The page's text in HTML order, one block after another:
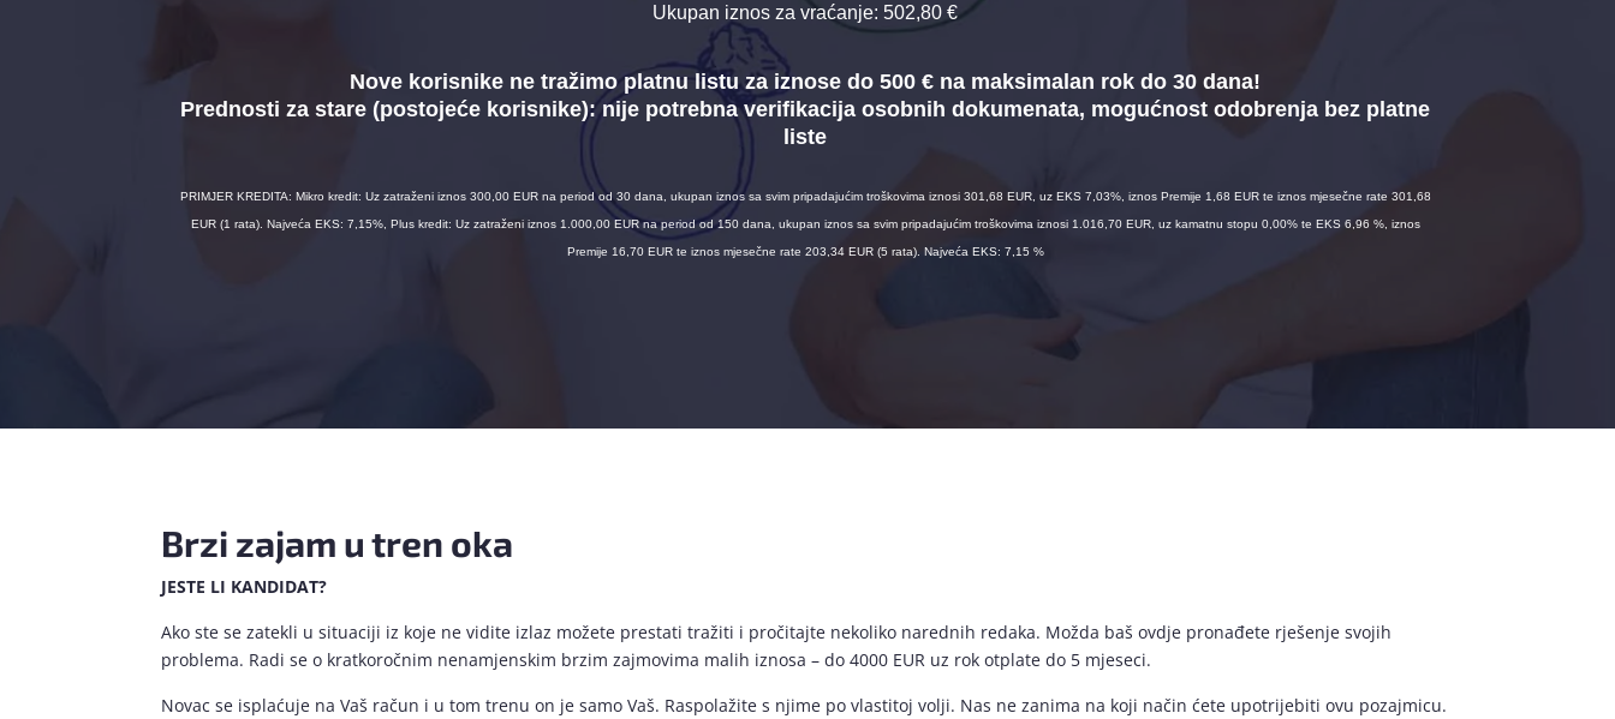
Ukupan iznos za vraćanje: 502,80 €
Nove korisnike ne tražimo platnu listu za iznose do 500 € na maksimalan rok do 30 dana!
Prednosti za stare (postojeće korisnike): nije potrebna verifikacija osobnih dokumenata, mogućnost odobrenja bez platne
liste
PRIMJER KREDITA: Mikro kredit: Uz zatraženi iznos 300,00 EUR na period od 30 dana, ukupan iznos sa svim pripadajućim troškovima iznosi 301,68 EUR, uz EKS 7,03%, iznos Premije 1,68 EUR te iznos mjesečne rate 301,68
EUR (1 rata). Najveća EKS: 7,15%, Plus kredit: Uz zatraženi iznos 1.000,00 EUR na period od 150 dana, ukupan iznos sa svim pripadajućim troškovima iznosi 1.016,70 EUR, uz kamatnu stopu 0,00% te EKS 6,96 %, iznos
Premije 16,70 EUR te iznos mjesečne rate 203,34 EUR (5 rata). Najveća EKS: 7,15 %
Brzi zajam u tren oka
JESTE LI KANDIDAT?
Ako ste se zatekli u situaciji iz koje ne vidite izlaz možete prestati tražiti i pročitajte nekoliko narednih redaka. Možda baš ovdje pronađete rješenje svojih
problema. Radi se o kratkoročnim nenamjenskim brzim zajmovima malih iznosa – do 4000 EUR uz rok otplate do 5 mjeseci.
Novac se isplaćuje na Vaš račun i u tom trenu on je samo Vaš. Raspolažite s njime po vlastitoj volji. Nas ne zanima na koji način ćete upotrijebiti ovu pozajmicu.